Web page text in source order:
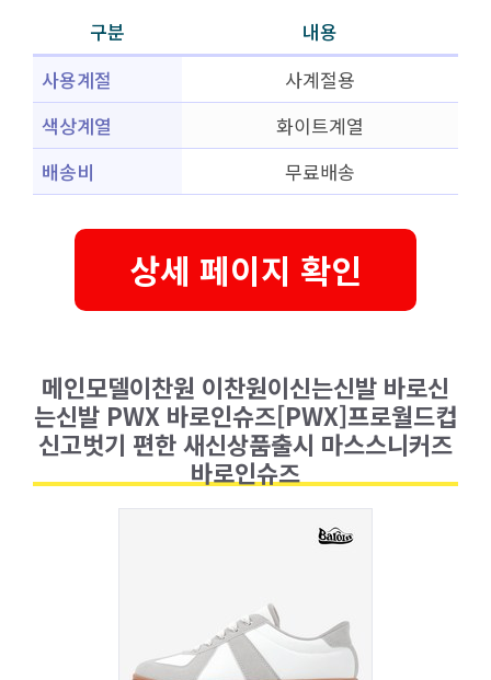
구분
내용
사용계절
사계절용
색상계열
화이트계열
배송비
무료배송
상세 페이지 확인
메인모델이찬원 이찬원이신는신발 바로신
는신발 PWX 바로인슈즈[PWX]프로월드컵
신고벗기 편한 새신상품출시 마스스니커즈
바로인슈즈